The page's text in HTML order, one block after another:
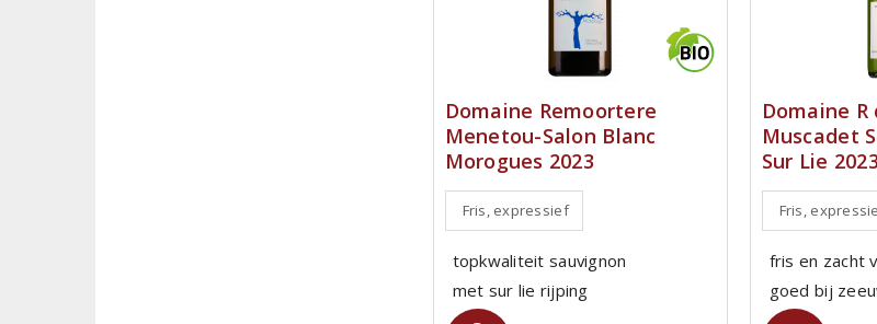
Domaine Remoortere
Menetou-Salon Blanc
Morogues 2023
Fris, expressief
topkwaliteit sauvignon
met sur lie rijping
Domaine R
Muscadet
Sur Lie 2023
Fris,
fris en zacht
goed bij